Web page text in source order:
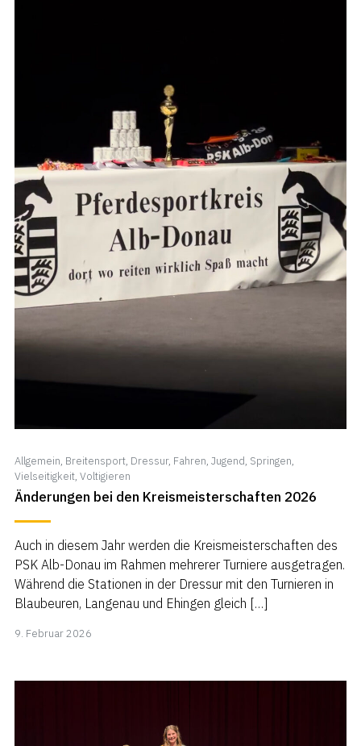
Allgemein, Breitensport, Dressur, Fahren, Jugend, Springen,
Vielseitigkeit, Voltigieren
Änderungen bei den Kreismeisterschaften 2026
Auch in diesem Jahr werden die Kreismeisterschaften des
PSK Alb-Donau im Rahmen mehrerer Turniere ausgetragen.
Während die Stationen in der Dressur mit den Turnieren in
Blaubeuren, Langenau und Ehingen gleich […]
9. Februar 2026